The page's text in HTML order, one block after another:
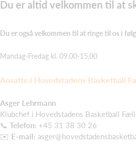
Du er altid velkommen til at
Du er også velkommen til at ringe til os i
Mandag-Fredag kl. 09.00-15.00
Ansatte i Hovedstadens Basketball
Asger Lehrmann
Klubchef i Hovedstadens Basketball
📞 Telefon: +45 31 38 30 26
✉️ E-mail: